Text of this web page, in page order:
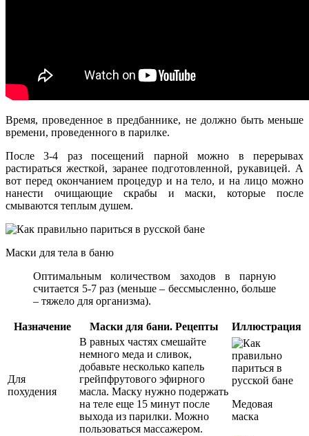
Время, проведенное в предбаннике, не должно быть меньше
времени, проведенного в парилке.
После 3-4 раз посещений парной можно в перерывах
растираться жесткой, заранее подготовленной, рукавицей. А
вот перед окончанием процедур и на тело, и на лицо можно
нанести очищающие скрабы и маски, которые после
смываются теплым душем.
Маски для тела в баню
Оптимальным количеством заходов в парную
считается 5-7 раз (меньше – бессмысленно, больше
– тяжело для организма).
Назначение Маски для бани. Рецепты Иллюстрация
Для
похудения
В равных частях смешайте
немного меда и сливок,
добавьте несколько капель
грейпфрутового эфирного
масла. Маску нужно подержать
на теле еще 15 минут после
выхода из парилки. Можно
пользоваться массажером.
Медовая
маска